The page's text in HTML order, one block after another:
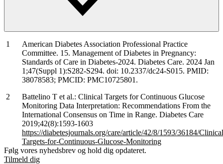
American Diabetes Association Professional Practice
Committee. 15. Management of Diabetes in Pregnancy:
Standards of Care in Diabetes-2024. Diabetes Care. 2024 Jan
1;47(Suppl 1):S282-S294. doi: 10.2337/dc24-S015. PMID:
38078583; PMCID: PMC10725801.
Battelino T et al.: Clinical Targets for Continuous Glucose
Monitoring Data Interpretation: Recommendations From the
International Consensus on Time in Range. Diabetes Care
2019;42(8):1593-1603
https://diabetesjournals.org/care/article/42/8/1593/36184/
Targets-for-Continuous-Glucose-Monitoring
Følg vores nyhedsbrev og hold dig opdateret.
Tilmeld dig